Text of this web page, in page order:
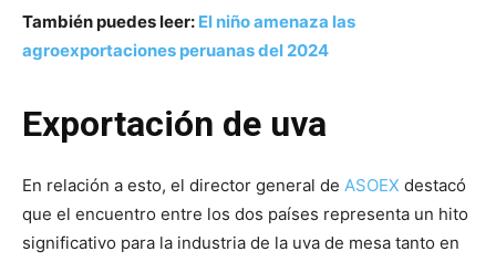
También puedes leer: El niño amenaza las
agroexportaciones peruanas del 2024
Exportación de uva
En relación a esto, el director general de ASOEX destacó
que el encuentro entre los dos países representa un hito
significativo para la industria de la uva de mesa tanto en